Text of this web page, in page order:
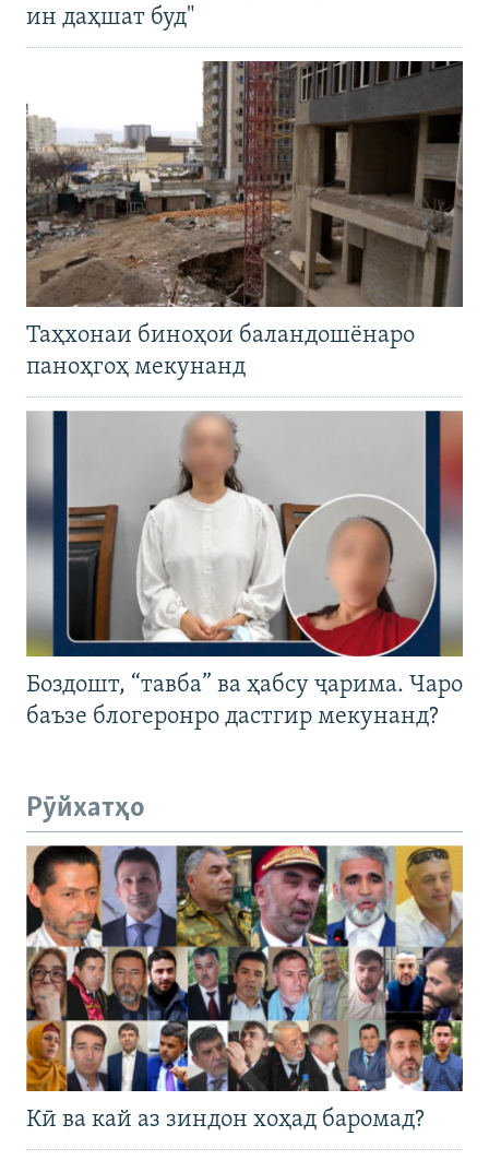
ин даҳшат буд"
Таҳхонаи биноҳои баландошёнаро
паноҳгоҳ мекунанд
Боздошт, “тавба” ва ҳабсу ҷарима. Чаро
баъзе блогеронро дастгир мекунанд?
Рӯйхатҳо
Кӣ ва кай аз зиндон хоҳад баромад?